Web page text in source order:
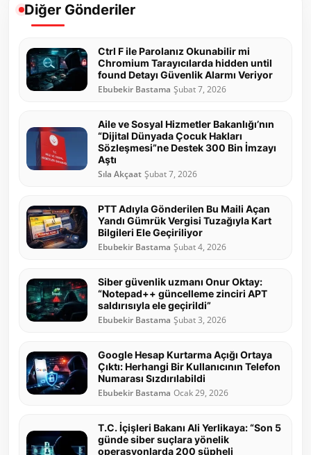
Diğer Gönderiler
Ctrl F ile Parolanız Okunabilir mi
Chromium Tarayıcılarda hidden until
found Detayı Güvenlik Alarmı Veriyor
Ebubekir Bastama Şubat 7, 2026
Aile ve Sosyal Hizmetler Bakanlığı’nın
“Dijital Dünyada Çocuk Hakları
Sözleşmesi”ne Destek 300 Bin İmzayı
Aştı
Sıla Akçaat Şubat 7, 2026
PTT Adıyla Gönderilen Bu Maili Açan
Yandı Gümrük Vergisi Tuzağıyla Kart
Bilgileri Ele Geçiriliyor
Ebubekir Bastama Şubat 4, 2026
Siber güvenlik uzmanı Onur Oktay:
“Notepad++ güncelleme zinciri APT
saldırısıyla ele geçirildi”
Ebubekir Bastama Şubat 3, 2026
Google Hesap Kurtarma Açığı Ortaya
Çıktı: Herhangi Bir Kullanıcının Telefon
Numarası Sızdırılabildi
Ebubekir Bastama Ocak 29, 2026
T.C. İçişleri Bakanı Ali Yerlikaya: “Son 5
günde siber suçlara yönelik
operasyonlarda 200 şüpheli